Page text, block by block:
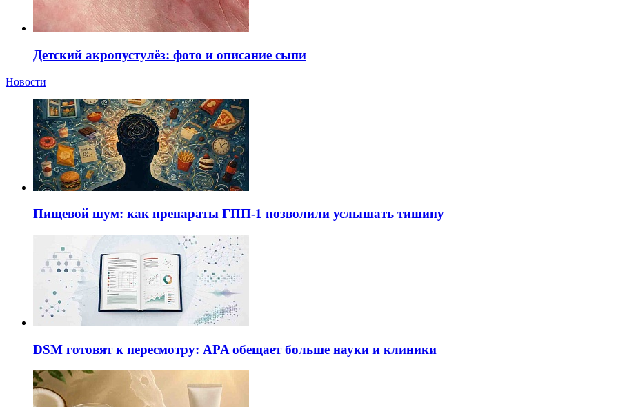
Детский акропустулёз: фото и описание сыпи
Новости
Пищевой шум: как препараты ГПП-1 позволили услышать тишину
DSM готовят к пересмотру: APA обещает больше науки и клиники